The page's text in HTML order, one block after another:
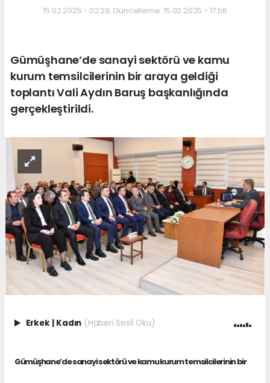
15.02.2025 - 02:28, Güncelleme: 15.02.2025 - 17:56
Gümüşhane’de sanayi sektörü ve kamu
kurum temsilcilerinin bir araya geldiği
toplantı Vali Aydın Baruş başkanlığında
gerçekleştirildi.
Erkek | Kadın (Haberi Sesli Oku)
Gümüşhane’de sanayi sektörü ve kamu kurum temsilcilerinin bir